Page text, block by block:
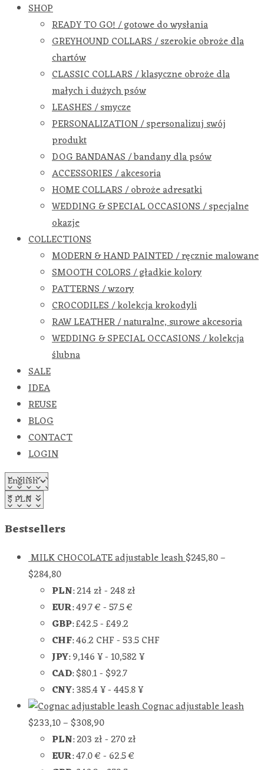
SHOP
READY TO GO! / gotowe do wysłania
GREYHOUND COLLARS / szerokie obroże dla
chartów
CLASSIC COLLARS / klasyczne obroże dla
małych i dużych psów
LEASHES / smycze
PERSONALIZATION / spersonalizuj swój
produkt
DOG BANDANAS / bandany dla psów
ACCESSORIES / akcesoria
HOME COLLARS / obroże adresatki
WEDDING & SPECIAL OCCASIONS / specjalne
okazje
COLLECTIONS
MODERN & HAND PAINTED / ręcznie malowane
SMOOTH COLORS / gładkie kolory
PATTERNS / wzory
CROCODILES / kolekcja krokodyli
RAW LEATHER / naturalne, surowe akcesoria
WEDDING & SPECIAL OCCASIONS / kolekcja
ślubna
SALE
IDEA
REUSE
BLOG
CONTACT
LOGIN
Bestsellers
MILK CHOCOLATE adjustable leash$245,80–
$284,80
PLN:214 zł- 248 zł
EUR:49.7 €-57.5 €
GBP:£42.5-£49.2
CHF:46.2 CHF-53.5 CHF
JPY:9,146 ¥-10,582 ¥
CAD:$80.1- $92.7
CNY:385.4 ¥-445.8 ¥
Cognac adjustable leash
$233,10– $308,90
PLN:203 zł- 270 zł
EUR:47.0 €- 62.5 €